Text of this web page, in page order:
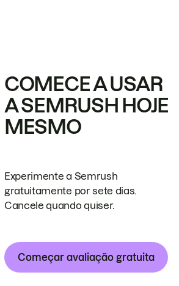
COMECE A USAR
A SEMRUSH HOJE
MESMO
Experimente a Semrush
gratuitamente por sete dias.
Cancele quando quiser.
Começar avaliação gratuita